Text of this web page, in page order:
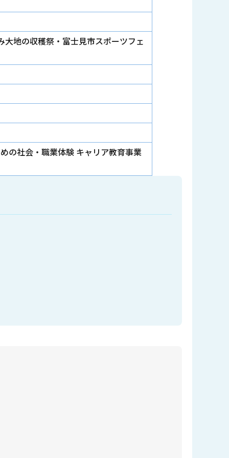
地の収穫祭・富士見市スポーツフェ
の社会・職業体験 キャリア教育事業